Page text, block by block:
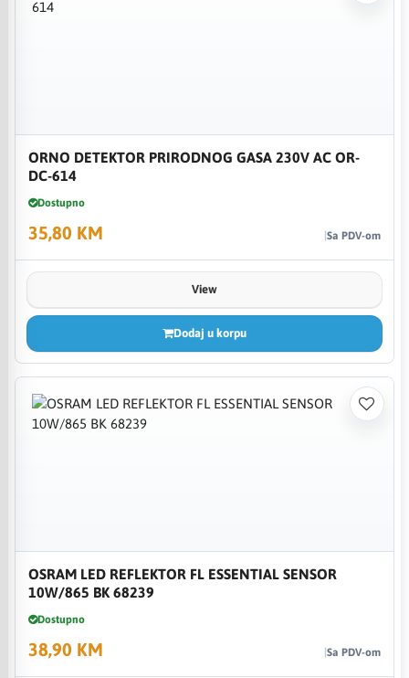
ORNO DETEKTOR PRIRODNOG GASA 230V AC OR-
DC-614
Dostupno
35,80 KM Sa PDV-om
View
Dodaj u korpu
OSRAM LED REFLEKTOR FL ESSENTIAL SENSOR
10W/865 BK 68239
Dostupno
38,90 KM Sa PDV-om